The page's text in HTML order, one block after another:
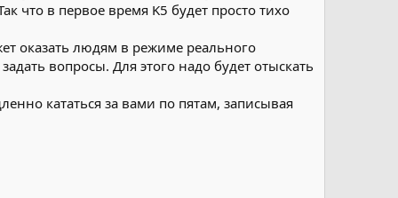
что в первое время K5 будет просто тихо
оказать людям в режиме реального
вопросы. Для этого надо будет отыскать
кататься за вами по пятам, записывая